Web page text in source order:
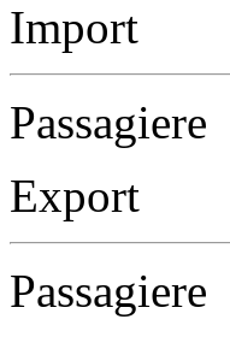
Import
Passagiere
Export
Passagiere